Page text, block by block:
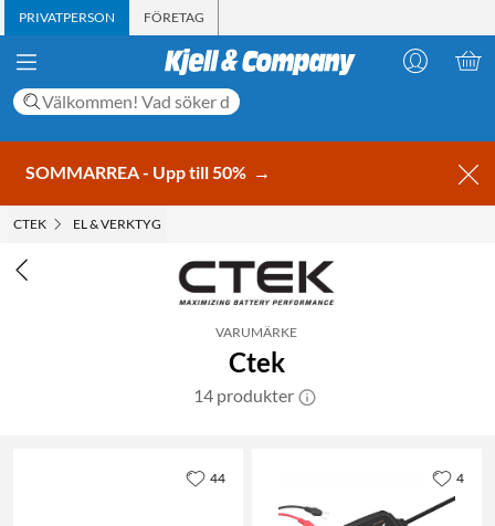
PRIVATPERSON FÖRETAG
SOMMARREA - Upp till 50% →
CTEK EL & VERKTYG
VARUMÄRKE
Ctek
14 produkter
44 4